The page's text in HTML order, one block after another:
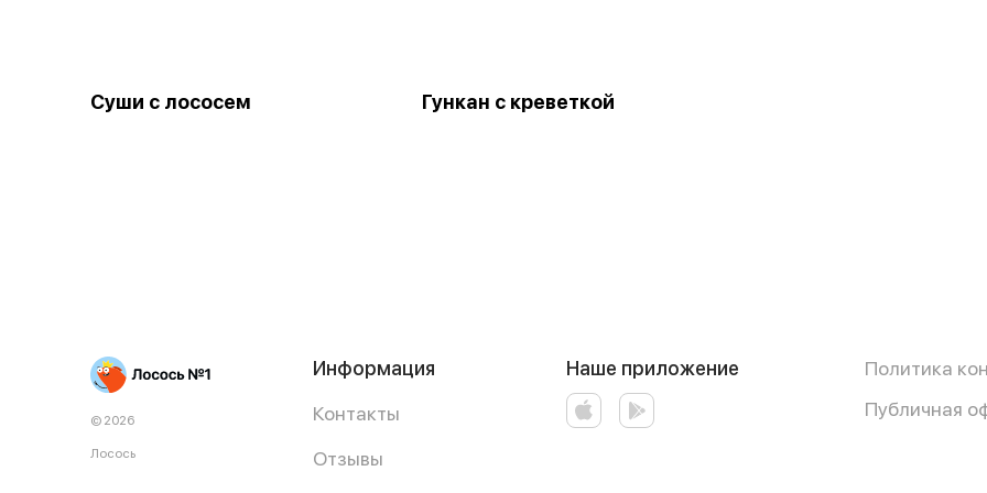
Суши с лососем Гункан с креветкой
© 2026
Лосось
Информация
Контакты
Отзывы
Наше приложение
Политика
Публичная